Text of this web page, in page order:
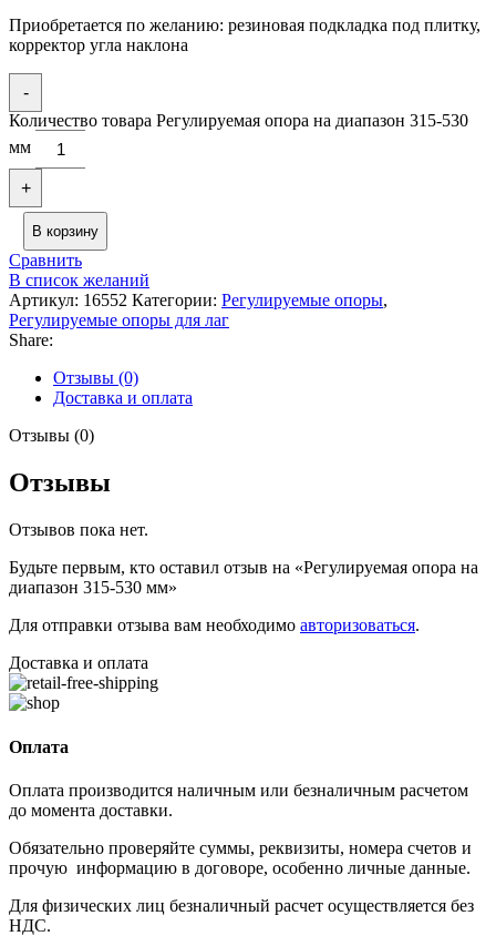
Приобретается по желанию: резиновая подкладка под плитку,
корректор угла наклона
-
Количество товара Регулируемая опора на диапазон 315-530
мм
+
В корзину
Сравнить
В список желаний
Артикул: 16552 Категории: Регулируемые опоры,
Регулируемые опоры для лаг
Share:
Отзывы (0)
Доставка и оплата
Отзывы (0)
Отзывы
Отзывов пока нет.
Будьте первым, кто оставил отзыв на «Регулируемая опора на
диапазон 315-530 мм»
Для отправки отзыва вам необходимо авторизоваться.
Доставка и оплата
Оплата
Оплата производится наличным или безналичным расчетом
до момента доставки.
Обязательно проверяйте суммы, реквизиты, номера счетов и
прочую информацию в договоре, особенно личные данные.
Для физических лиц безналичный расчет осуществляется без
НДС.